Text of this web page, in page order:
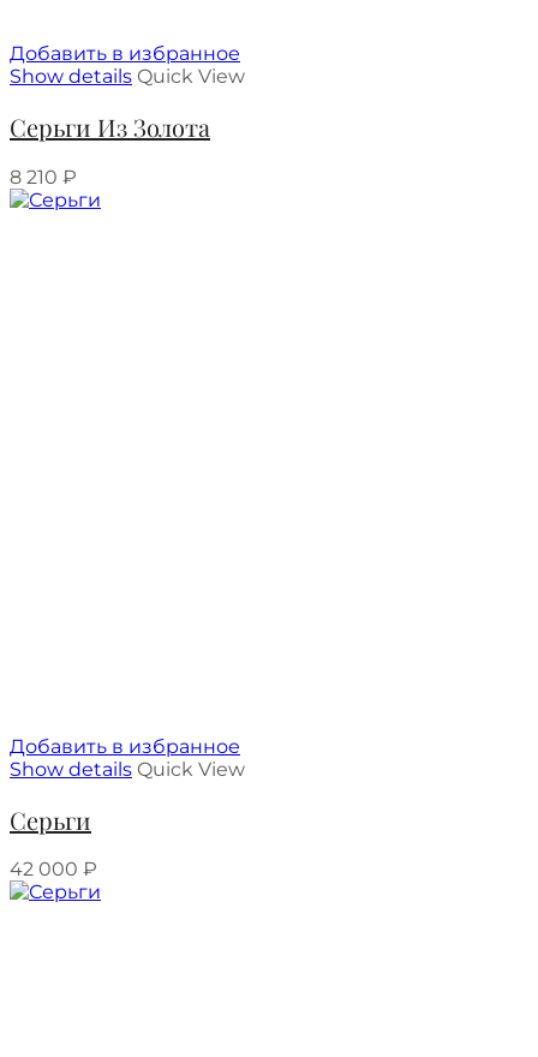
Добавить в избранное
Show details Quick View
Серьги Из Золота
8 210 ₽
Добавить в избранное
Show details Quick View
Серьги
42 000 ₽